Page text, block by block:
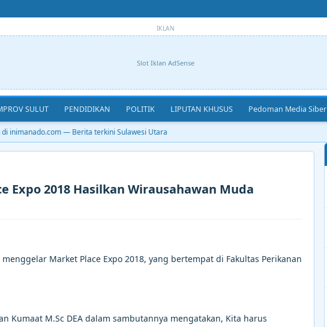
IKLAN
Slot Iklan AdSense
SULUT PENDIDIKAN POLITIK LIPUTAN KHUSUS Pedoman Media Siber
inimanado.com — Berita terkini Sulawesi Utara
Expo 2018 Hasilkan Wirausahawan Muda
Market Place Expo 2018, yang bertempat di Fakultas Perikanan
Kumaat M.Sc DEA dalam sambutannya mengatakan, Kita harus